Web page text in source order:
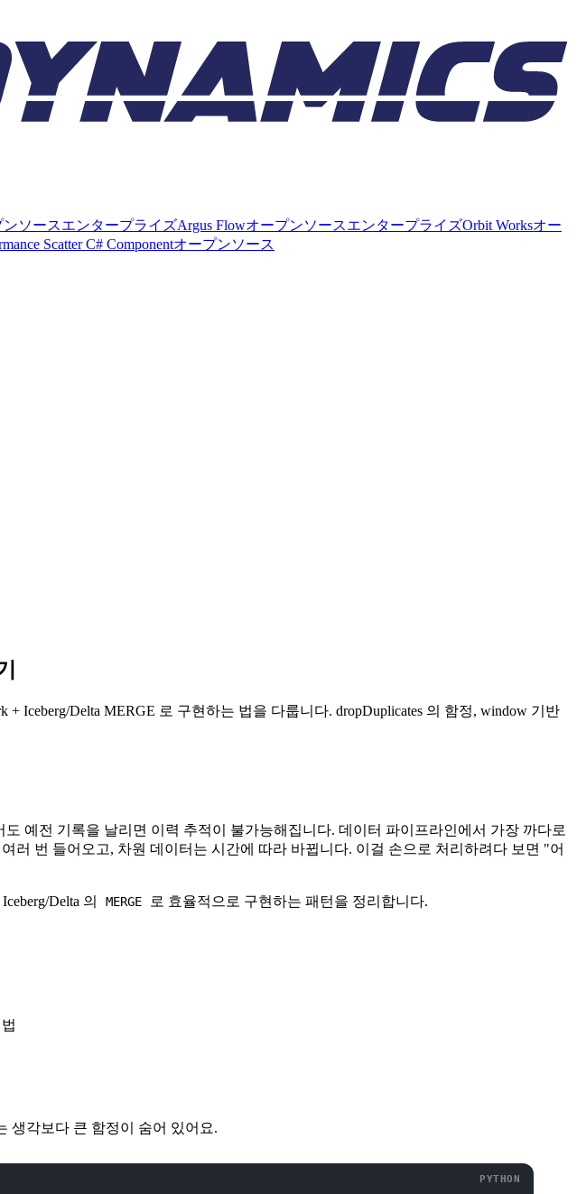
ンソースエンタープライズArgus FlowオープンソースエンタープライズOrbit Worksオー
Scatter C# Componentオープンソース
Iceberg/Delta MERGE 로 구현하는 법을 다룹니다. dropDuplicates 의 함정, window 기반
예전 기록을 날리면 이력 추적이 불가능해집니다. 데이터 파이프라인에서 가장 까다로
러 번 들어오고, 차원 데이터는 시간에 따라 바뀝니다. 이걸 손으로 처리하려다 보면 "어
Delta 의 MERGE 로 효율적으로 구현하는 패턴을 정리합니다.
생각보다 큰 함정이 숨어 있어요.